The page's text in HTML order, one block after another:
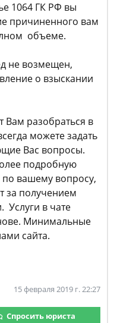
1064 ГК РФ вы
причиненного вам
объеме.
не возмещен,
о взыскании
Вам разобраться в
можете задать
Вас вопросы.
подробную
вашему вопросу,
за получением
Услуги в чате
Минимальные
сайта.
15 февраля 2019 г. 22:27
Спросить юриста